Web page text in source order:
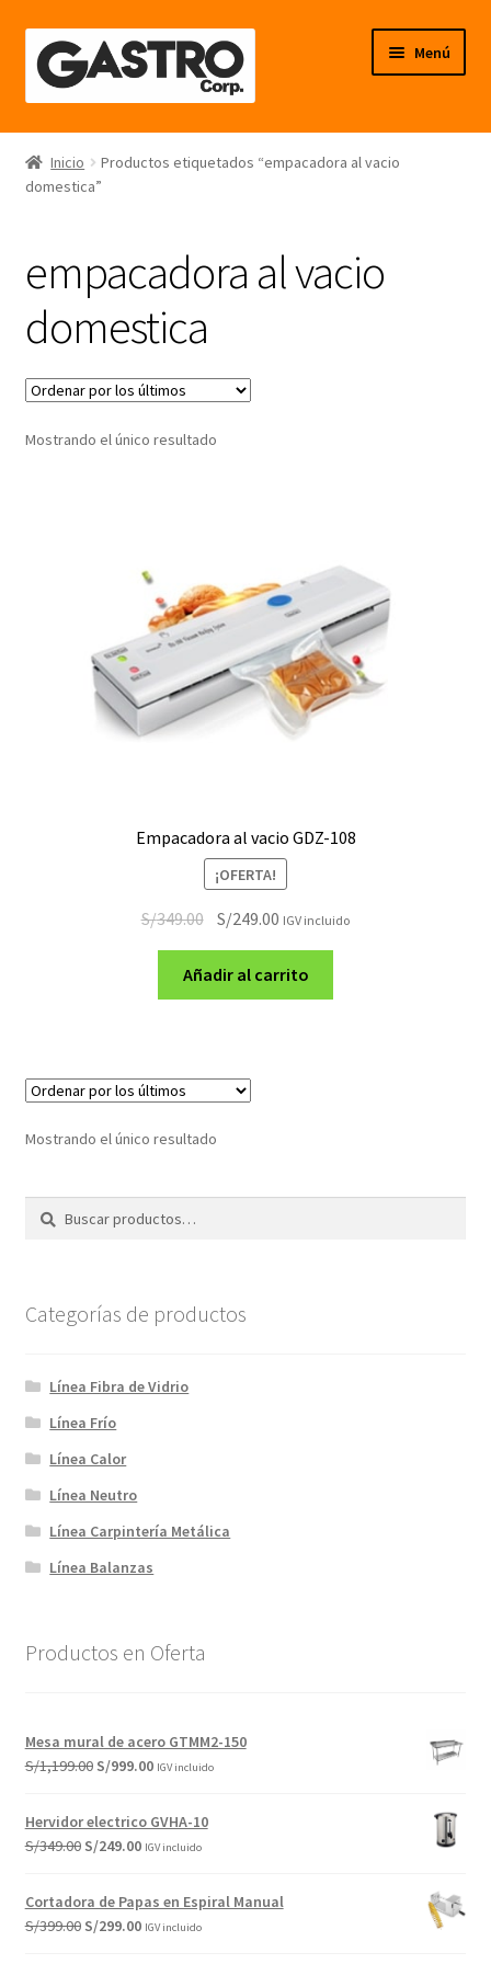
al
contenido
Menú
Línea Frío
Línea Calor
Línea Balanzas
Inicio
Productos etiquetados “empacadora al vacio
domestica”
empacadora al vacio
domestica
Mostrando el único resultado
Empacadora al vacio GDZ-108
¡OFERTA!
S/349.00 El
precio
original
era:
S/249.00 El
precio
actual
es:
IGV incluido
Añadir al carrito
Mostrando el único resultado
Buscar
Buscar
Categorías de productos
Línea Fibra de Vidrio
Línea Frío
Línea Calor
Línea Neutro
Línea Carpintería Metálica
Línea Balanzas
Productos en Oferta
Mesa mural de acero GTMM2-150
S/1,199.00 El
original
era:
S/999.00El
actual
IGV incluido
Hervidor electrico GVHA-10
S/349.00 El
original
era:
S/249.00El
es:
IGV incluido
Cortadora de Papas en Espiral Manual
S/399.00 El
S/299.00ElIGV incluido